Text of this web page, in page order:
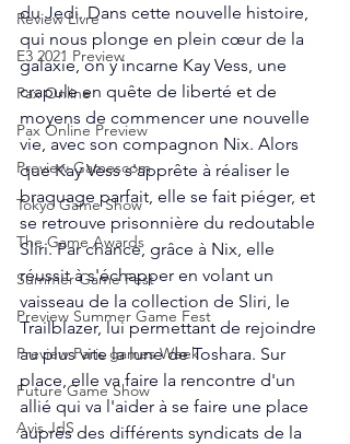
Review Livre
E3 2021 Preview
Pax Online
Pax Online Preview
Preview Gamescom
Tokyo Game Show
The Game Awards
Summer Game Fest
Preview Summer Game Fest
Preview Paris games Week
Future Game Show
Avis JdS
du Jedi. Dans cette nouvelle histoire,
qui nous plonge en plein cœur de la
galaxie, on y incarne Kay Vess, une
crapule en quête de liberté et de
moyens de commencer une nouvelle
vie, avec son compagnon Nix. Alors
que Kay Vess s'apprête à réaliser le
braquage parfait, elle se fait piéger, et
se retrouve prisonnière du redoutable
Sliri. Par chance, grâce à Nix, elle
réussit à s'échapper en volant un
vaisseau de la collection de Sliri, le
Trailblazer, lui permettant de rejoindre
au plus vite la lune de Toshara. Sur
place, elle va faire la rencontre d'un
allié qui va l'aider à se faire une place
auprès des différents syndicats de la